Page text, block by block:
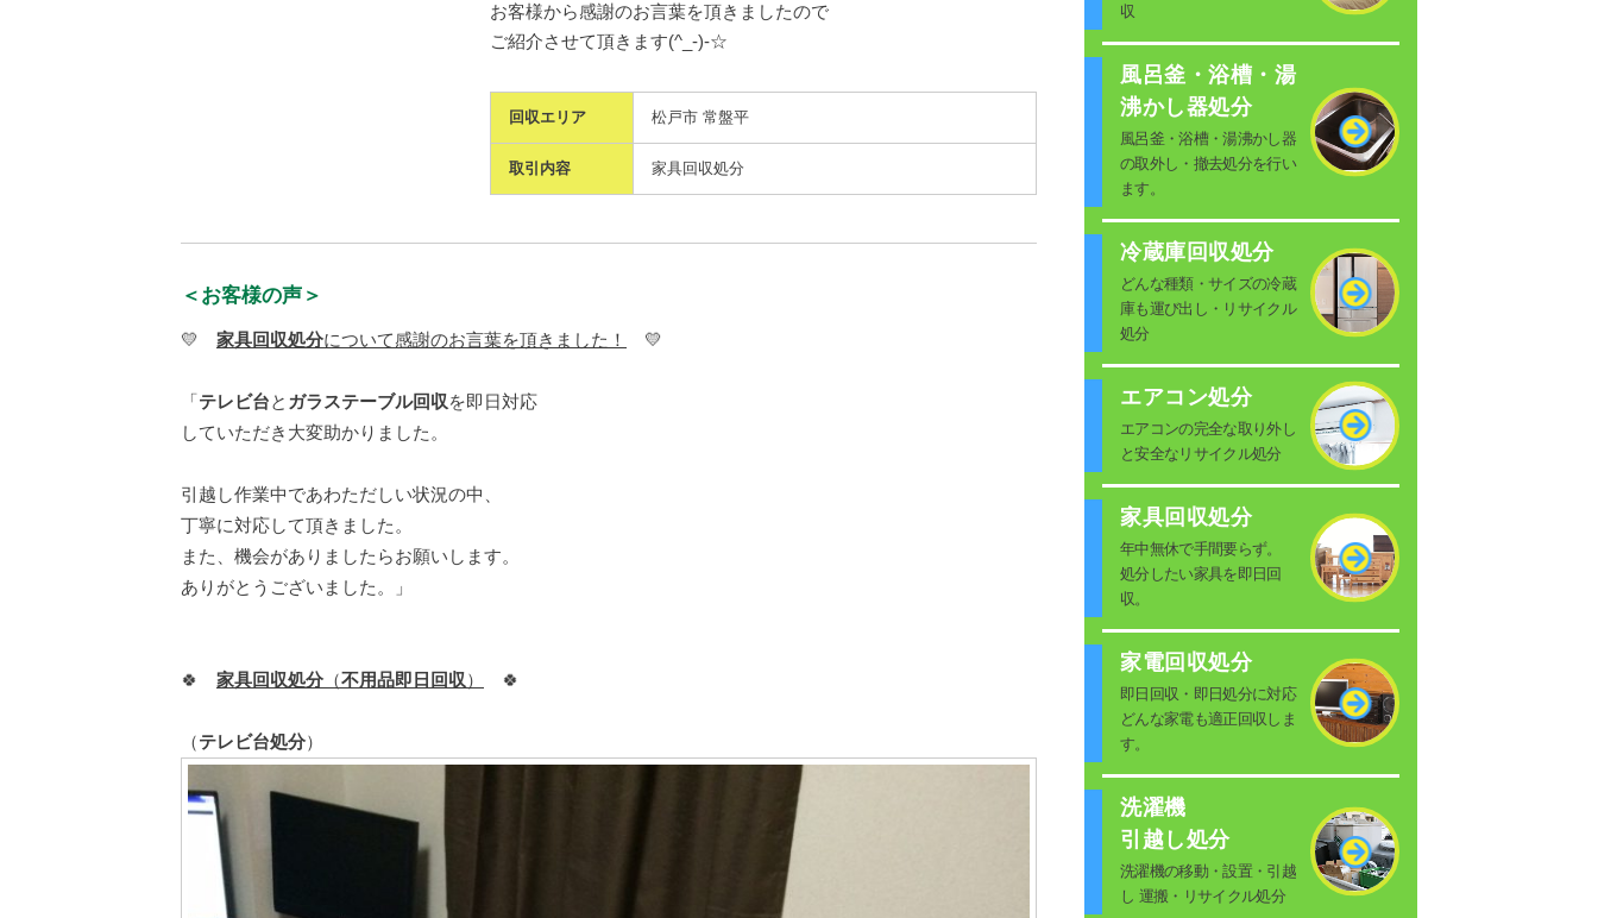
お客様から感謝のお言葉を頂きましたので
ご紹介させて頂きます(^_-)-☆
回収エリア 松戸市 常盤平
取引内容 家具回収処分
＜お客様の声＞
💛 家具回収処分について感謝のお言葉を頂きました！ 💛
「テレビ台と ガラステーブル回収を即日対応
していただき大変助かりました。
引越し作業中であわただしい状況の中、
丁寧に対応して頂きました。
また、機会がありましたらお願いします。
ありがとうございました。」
🍀 家具回収処分 （不用品即日回収） 🍀
（テレビ台処分）
収
風呂釜・浴槽・湯
沸かし器処分
風呂釜・浴槽・湯沸かし器
の取外し・撤去処分を行い
ます。
冷蔵庫回収処分
どんな種類・サイズの冷蔵
庫も運び出し・リサイクル
処分
エアコン処分
エアコンの完全な取り外し
と安全なリサイクル処分
家具回収処分
年中無休で手間要らず。
処分したい家具を即日回
収。
家電回収処分
即日回収・即日処分に対応
どんな家電も適正回収しま
す。
洗濯機
引越し処分
洗濯機の移動・設置・引越
し 運搬・リサイクル処分